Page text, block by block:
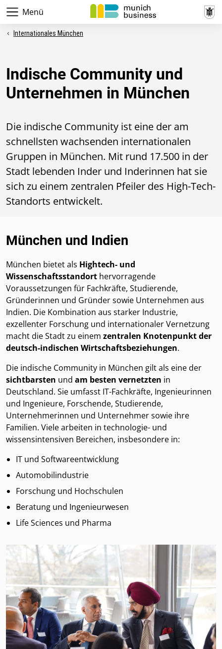
Menü
Internationales München
Indische Community und
Unternehmen in München
Die indische Community ist eine der am
schnellsten wachsenden internationalen
Gruppen in München. Mit rund 17.500 in der
Stadt lebenden Inder und Inderinnen hat sie
sich zu einem zentralen Pfeiler des High-Tech-
Standorts entwickelt.
München und Indien
München bietet als Hightech- und
Wissenschaftsstandort hervorragende
Voraussetzungen für Fachkräfte, Studierende,
Gründerinnen und Gründer sowie Unternehmen aus
Indien. Die Kombination aus starker Industrie,
exzellenter Forschung und internationaler Vernetzung
macht die Stadt zu einem zentralen Knotenpunkt der
deutsch-indischen Wirtschaftsbeziehungen.
Die indische Community in München gilt als eine der
sichtbarsten und am besten vernetzten in
Deutschland. Sie umfasst IT-Fachkräfte, Ingenieurinnen
und Ingenieure, Forschende, Studierende,
Unternehmerinnen und Unternehmer sowie ihre
Familien. Viele arbeiten in technologie- und
wissensintensiven Bereichen, insbesondere in:
IT und Softwareentwicklung
Automobilindustrie
Forschung und Hochschulen
Beratung und Ingenieurwesen
Life Sciences und Pharma